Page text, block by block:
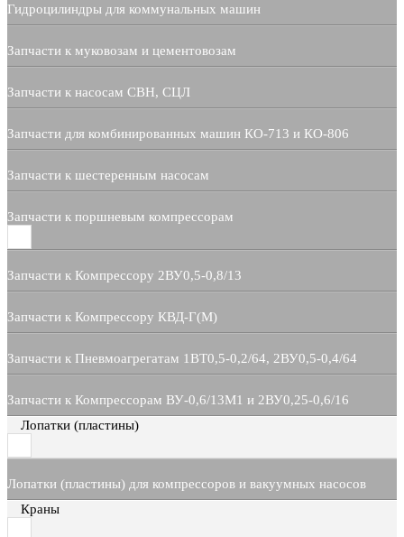
Гидроцилиндры для коммунальных машин
Запчасти к муковозам и цементовозам
Запчасти к насосам СВН, СЦЛ
Запчасти для комбинированных машин КО-713 и КО-806
Запчасти к шестеренным насосам
Запчасти к поршневым компрессорам
Запчасти к Компрессору 2ВУ0,5-0,8/13
Запчасти к Компрессору КВД-Г(М)
Запчасти к Пневмоагрегатам 1ВТ0,5-0,2/64, 2ВУ0,5-0,4/64
Запчасти к Компрессорам ВУ-0,6/13М1 и 2ВУ0,25-0,6/16
Лопатки (пластины)
Лопатки (пластины) для компрессоров и вакуумных насосов
Краны